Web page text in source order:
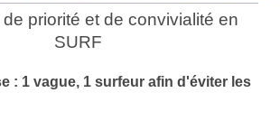
priorité et de convivialité en
SURF
: 1 vague, 1 surfeur afin d'éviter les